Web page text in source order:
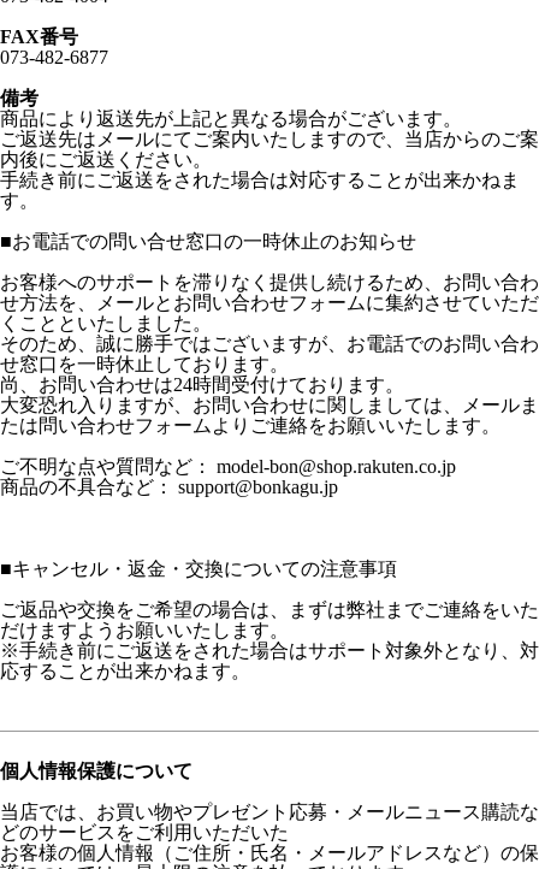
FAX番号
073-482-6877
備考
商品により返送先が上記と異なる場合がございます。
ご返送先はメールにてご案内いたしますので、当店からのご案
内後にご返送ください。
手続き前にご返送をされた場合は対応することが出来かねま
す。
■お電話での問い合せ窓口の一時休止のお知らせ
お客様へのサポートを滞りなく提供し続けるため、お問い合わ
せ方法を、メールとお問い合わせフォームに集約させていただ
くことといたしました。
そのため、誠に勝手ではございますが、お電話でのお問い合わ
せ窓口を一時休止しております。
尚、お問い合わせは24時間受付けております。
大変恐れ入りますが、お問い合わせに関しましては、メールま
たは問い合わせフォームよりご連絡をお願いいたします。
ご不明な点や質問など： model-bon@shop.rakuten.co.jp
商品の不具合など： support@bonkagu.jp
■キャンセル・返金・交換についての注意事項
ご返品や交換をご希望の場合は、まずは弊社までご連絡をいた
だけますようお願いいたします。
※手続き前にご返送をされた場合はサポート対象外となり、対
応することが出来かねます。
個人情報保護について
当店では、お買い物やプレゼント応募・メールニュース購読な
どのサービスをご利用いただいた
お客様の個人情報（ご住所・氏名・メールアドレスなど）の保